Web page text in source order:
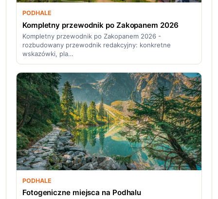
PODHALE
Kompletny przewodnik po Zakopanem 2026
Kompletny przewodnik po Zakopanem 2026 -
rozbudowany przewodnik redakcyjny: konkretne
wskazówki, pla…
PODHALE
Fotogeniczne miejsca na Podhalu